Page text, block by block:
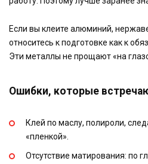
Если вы клеите алюминий,
относитесь к подготовке как к
Эти металлы не прощают «на
Ошибки, которые
Клей по маслу, полироли,
«пленкой».
Отсутствие матирования: по